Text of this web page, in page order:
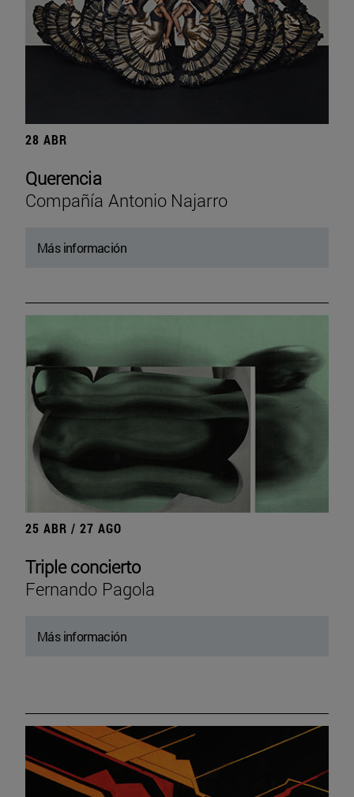
28 ABR
Querencia
Compañía Antonio Najarro
Más información
25 ABR / 27 AGO
Triple concierto
Fernando Pagola
Más información